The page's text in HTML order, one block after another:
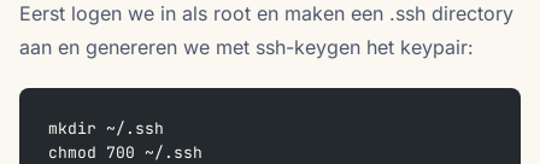
Eerst logen we in als root en maken een .ssh directory
aan en genereren we met ssh-keygen het keypair:
mkdir ~/.ssh
chmod 700 ~/.ssh